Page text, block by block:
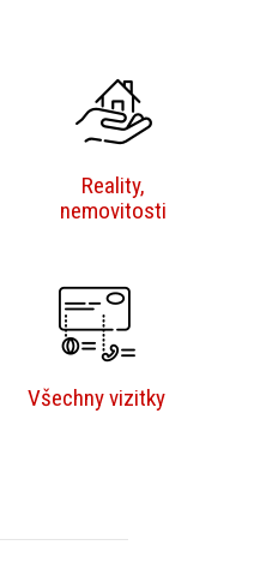
Reality,
nemovitosti
Všechny vizitky